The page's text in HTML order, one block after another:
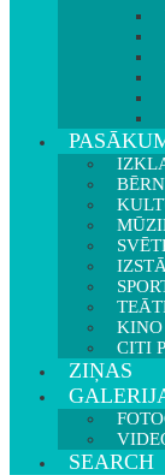
KINO
CITI
ZIŅAS
SEARCH